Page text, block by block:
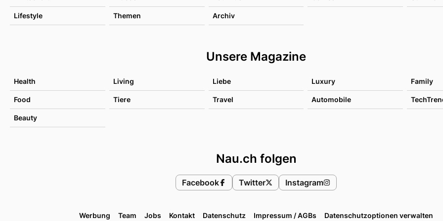
Lifestyle Themen Archiv
Unsere Magazine
Health Living Liebe Luxury Family
Food Tiere Travel Automobile
Beauty
Nau.ch folgen
Facebook Twitter Instagram
Werbung Team Jobs Kontakt Datenschutz Impressum / AGBs Datenschutzoptionen verwalten